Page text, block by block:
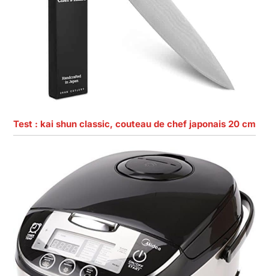
Test : kai shun classic, couteau de chef japonais 20 cm